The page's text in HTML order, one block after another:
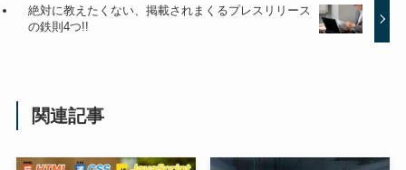
絶対に教えたくない、掲載されまくるプレスリリース
の鉄則4つ!!
関連記事